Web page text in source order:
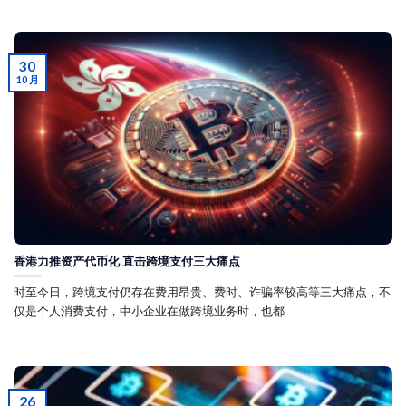
香港力推资产代币化 直击跨境支付三大痛点
时至今日，跨境支付仍存在费用昂贵、费时、诈骗率较高等三大痛点，不
仅是个人消费支付，中小企业在做跨境业务时，也都
30
10 月
26